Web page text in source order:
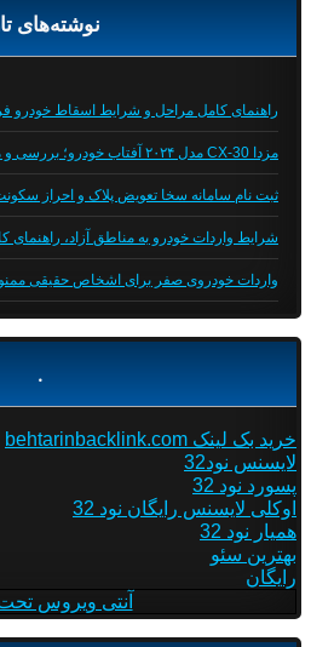
نوشته‌های
راهنمای کامل مراحل و شرایط اسقاط خودرو فرسوده (14
مزدا CX-30 مدل ۲۰۲۴ آفتاب خودرو؛ بررسی و مشخصات فنی
ثبت نام سامانه سخا تعویض پلاک و احراز
شرایط واردات خودرو به مناطق آزاد، راهنمای
واردات خودروی صفر برای اشخاص حقیقی
.
خرید بک لینک behtarinbacklink.com
لایسنس نود32
پسورد نود 32
اوکلی لایسنس رایگان نود 32
همیار نود 32
بهترین سئو
رایگان
آنتی ویروس